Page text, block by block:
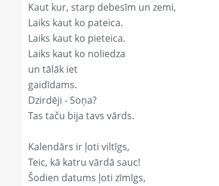
Kaut kur, starp debesīm un zemi,
Laiks kaut ko pateica.
Laiks kaut ko pieteica.
Laiks kaut ko noliedza
un tālāk iet
gaidīdams.
Dzirdēji - Soņa?
Tas taču bija tavs vārds.
Kalendārs ir ļoti viltīgs,
Teic, kā katru vārdā sauc!
Šodien datums ļoti zīmīgs,